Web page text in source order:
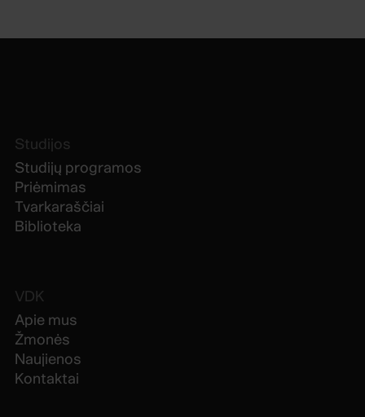
Studijos
Studijų programos
Priėmimas
Tvarkaraščiai
Biblioteka
VDK
Apie mus
Žmonės
Naujienos
Kontaktai